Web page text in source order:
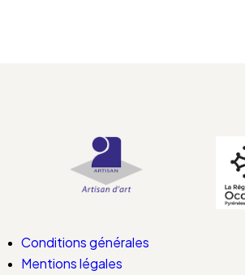
Conditions générales
Mentions légales